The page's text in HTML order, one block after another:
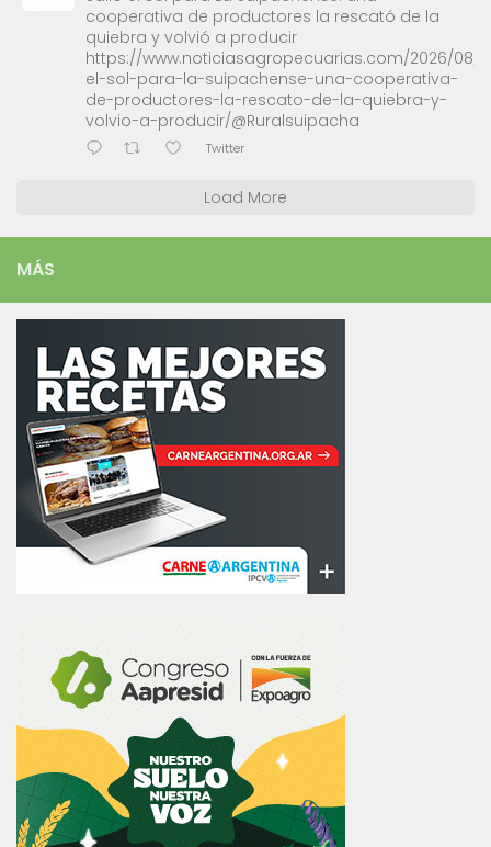
cooperativa de productores la rescató de la
quiebra y volvió a producir
https://www.noticiasagropecuarias.com/2026/08/
el-sol-para-la-suipachense-una-cooperativa-
de-productores-la-rescato-de-la-quiebra-y-
volvio-a-producir/@Ruralsuipacha
Twitter
Load More
MÁS